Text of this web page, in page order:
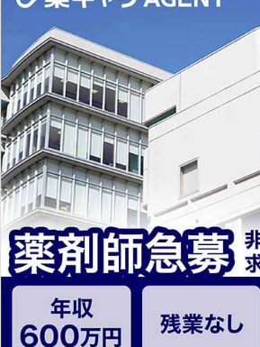
とは、病院薬剤師を中心に大きな武器にな
す。